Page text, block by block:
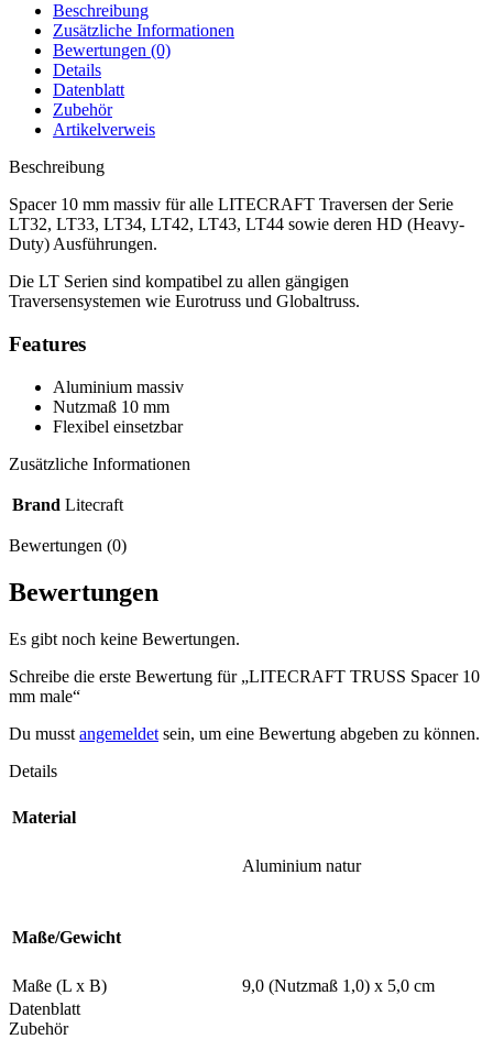
Beschreibung
Zusätzliche Informationen
Bewertungen (0)
Details
Datenblatt
Zubehör
Artikelverweis
Beschreibung
Spacer 10 mm massiv für alle LITECRAFT Traversen der Serie
LT32, LT33, LT34, LT42, LT43, LT44 sowie deren HD (Heavy-
Duty) Ausführungen.
Die LT Serien sind kompatibel zu allen gängigen
Traversensystemen wie Eurotruss und Globaltruss.
Features
Aluminium massiv
Nutzmaß 10 mm
Flexibel einsetzbar
Zusätzliche Informationen
Brand Litecraft
Bewertungen (0)
Bewertungen
Es gibt noch keine Bewertungen.
Schreibe die erste Bewertung für „LITECRAFT TRUSS Spacer 10
mm male“
Du musst angemeldet sein, um eine Bewertung abgeben zu können.
Details
Material
Aluminium natur
Maße/Gewicht
Maße (L x B)
9,0 (Nutzmaß 1,0) x 5,0 cm
Datenblatt
Zubehör